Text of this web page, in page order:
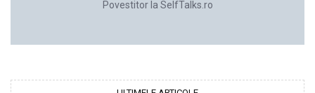
Povestitor la SelfTalks.ro